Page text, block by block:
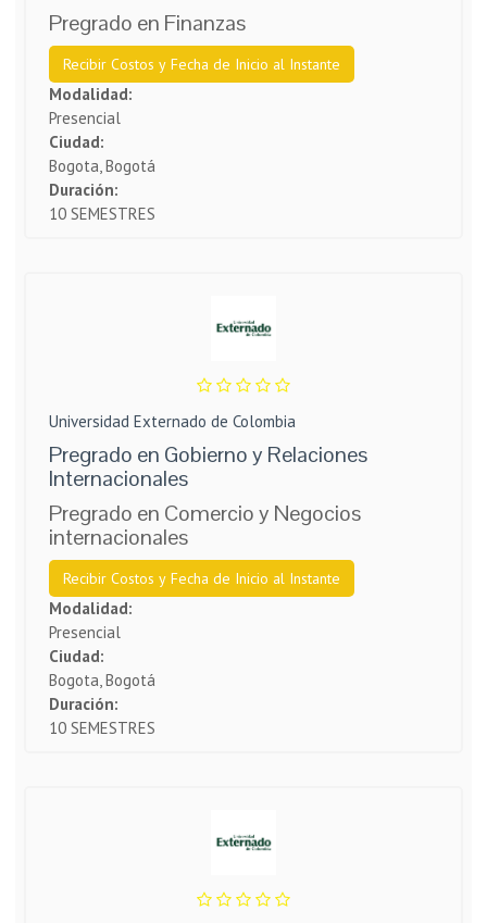
Pregrado en Finanzas
Recibir Costos y Fecha de Inicio al Instante
Modalidad:
Presencial
Ciudad:
Bogota, Bogotá
Duración:
10 SEMESTRES
Universidad Externado de Colombia
Pregrado en Gobierno y Relaciones
Internacionales
Pregrado en Comercio y Negocios
internacionales
Recibir Costos y Fecha de Inicio al Instante
Modalidad:
Presencial
Ciudad:
Bogota, Bogotá
Duración:
10 SEMESTRES